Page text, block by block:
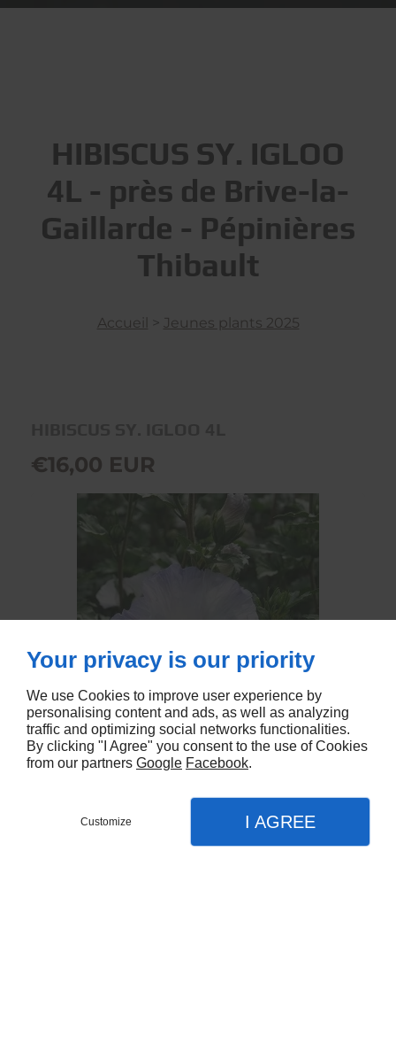
HIBISCUS SY. IGLOO
4L - près de Brive-la-
Gaillarde - Pépinières
Thibault
Accueil > Jeunes plants 2025
€16,00 EUR
Your privacy is our priority
We use Cookies to improve user experience by
personalising content and ads, as well as analyzing
traffic and optimizing social networks functionalities.
By clicking "I Agree" you consent to the use of Cookies
from our partners Google Facebook.
Customize I AGREE